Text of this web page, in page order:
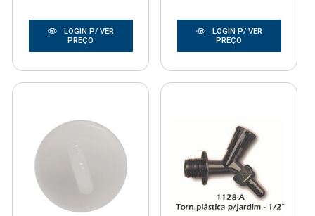
LOGIN P/ VER
PREÇO
LOGIN P/ VER
PREÇO